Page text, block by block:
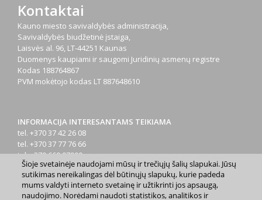
Kontaktai
Kauno miesto savivaldybės administracija,
Savivaldybės biudžetinė įstaiga,
Laisvės al. 96, LT-44251 Kaunas
Duomenys kaupiami ir saugomi Juridinių asmenų registre
Kodas 188764867
PVM mokėtojo kodas LT 887648610
INFORMACIJA INTERESANTAMS TEIKIAMA
tel. +370 37 42 26 08
tel. +370 37 77 76 66
tel. +370 660 07000
el. p.info@kaunas.lt
Šioje svetainėje naudojami mūsų ir trečiųjų šalių slapukai. Jūsų
sutikimas nereikalingas dėl būtinųjų slapukų, kurie padeda
mums valdyti interneto svetainę ir užtikrinti jos apsaugą,
naudojimo. Norėdami naudoti statistikos, analitikos ir